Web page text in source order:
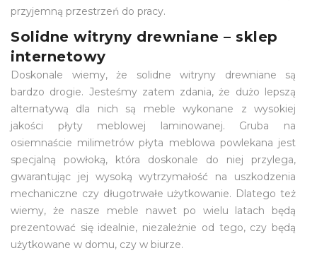
przyjemną przestrzeń do pracy.
Solidne witryny drewniane – sklep
internetowy
Doskonale wiemy, że solidne witryny drewniane są
bardzo drogie. Jesteśmy zatem zdania, że dużo lepszą
alternatywą dla nich są meble wykonane z wysokiej
jakości płyty meblowej laminowanej. Gruba na
osiemnaście milimetrów płyta meblowa powlekana jest
specjalną powłoką, która doskonale do niej przylega,
gwarantując jej wysoką wytrzymałość na uszkodzenia
mechaniczne czy długotrwałe użytkowanie. Dlatego też
wiemy, że nasze meble nawet po wielu latach będą
prezentować się idealnie, niezależnie od tego, czy będą
użytkowane w domu, czy w biurze.